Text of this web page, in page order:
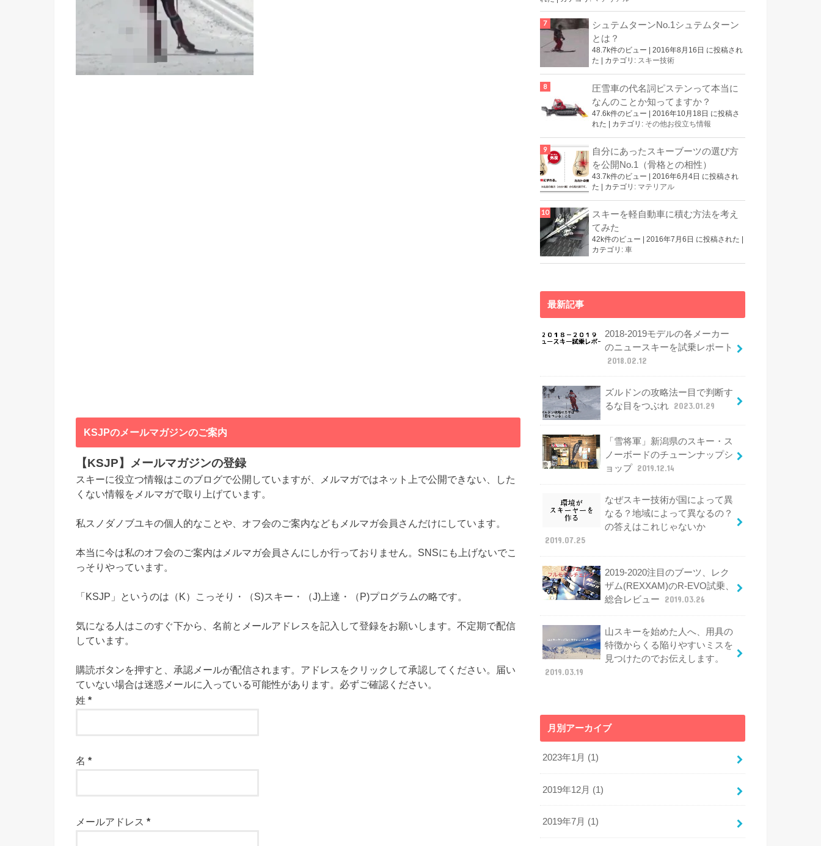
KSJPのメールマガジンのご案内
【KSJP】メールマガジンの登録
スキーに役立つ情報はこのブログで公開していますが、メルマガではネット上で公開できない、した
くない情報をメルマガで取り上げています。
私スノダノブユキの個人的なことや、オフ会のご案内などもメルマガ会員さんだけにしています。
本当に今は私のオフ会のご案内はメルマガ会員さんにしか行っておりません。SNSにも上げないでこ
っそりやっています。
「KSJP」というのは（K）こっそり・（S)スキー・（J)上達・（P)プログラムの略です。
気になる人はこのすぐ下から、名前とメールアドレスを記入して登録をお願いします。不定期で配信
しています。
購読ボタンを押すと、承認メールが配信されます。アドレスをクリックして承認してください。届い
ていない場合は迷惑メールに入っている可能性があります。必ずご確認ください。
姓 *
名 *
メールアドレス *
シュテムターンNo.1シュテムターン
とは？
48.7k件のビュー
2016年8月16日 に投稿され
た
カテゴリ: スキー技術
圧雪車の代名詞ピステンって本当に
なんのことか知ってますか？
47.6k件のビュー | 2016年10月18日 に投稿さ
れた | カテゴリ: その他お役立ち情報
自分にあったスキーブーツの選び方
を公開No.1（骨格との相性）
43.7k件のビュー | 2016年6月4日 に投稿され
た | カテゴリ: マテリアル
スキーを軽自動車に積む方法を考え
てみた
42k件のビュー 2016年7月6日 に投稿された
カテゴリ: 車
最新記事
2018-2019モデルの各メーカー
のニュースキーを試乗レポート
2018.02.12
ズルドンの攻略法ー目で判断す
るな目をつぶれ 2023.01.29
「雪将軍」新潟県のスキー・ス
ノーボードのチューンナップシ
ョップ 2019.12.14
なぜスキー技術が国によって異
なる？地域によって異なるの？
の答えはこれじゃないか
2019.07.25
2019-2020注目のブーツ、レク
ザム(REXXAM)のR-EVO試乗、
総合レビュー
2019.03.26
山スキーを始めた人へ、用具の
特徴からくる陥りやすいミスを
見つけたのでお伝えします。
2019.03.19
月別アーカイブ
2023年1月 (1)
2019年12月 (1)
2019年7月 (1)